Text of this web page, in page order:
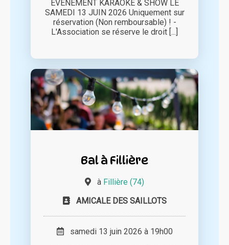
EVENEMENT KARAOKE & SHOW LE
SAMEDI 13 JUIN 2026 Uniquement sur
réservation (Non remboursable) ! -
L'Association se réserve le droit [...]
Bal à Fillière
à Fillière (74)
AMICALE DES SAILLOTS
samedi 13 juin 2026 à 19h00